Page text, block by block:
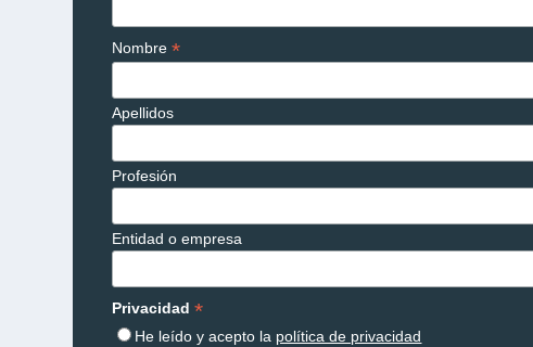
Nombre*
Apellidos
Profesión
Entidad o empresa
Privacidad*
He leído y acepto la política de privacidad